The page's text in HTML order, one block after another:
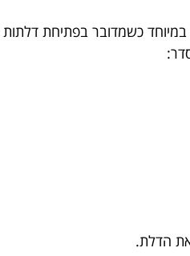
במיוחד כשמדובר בפתיחת
הדלת.